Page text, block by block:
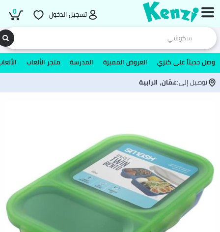
تسجيل الدخول 0
وصل حديثاً على كنزي العروض المميزة المدرسة متجر الألعاب
توصيل إلى:عمّان, الرابية